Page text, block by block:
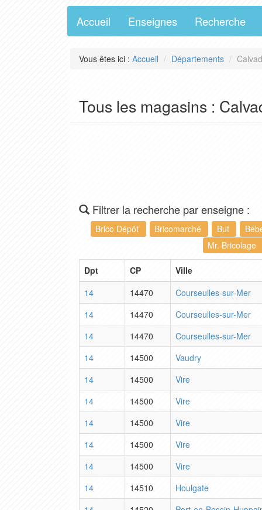
Accueil Enseignes Recherche
Vous êtes ici : Accueil Départements
Tous les magasins :
Filtrer la recherche par enseigne :
Brico Dépôt Bricomarché But
Mr. Bricolage
Dpt CP
Ville
14
14470
Courseulles-sur-Mer
14
14470
Courseulles-sur-Mer
14
14470
Courseulles-sur-Mer
14
14500
Vaudry
14
14500
Vire
14
14500
Vire
14
14500
Vire
14
14500
Vire
14
14500
Vire
14
14510
Houlgate